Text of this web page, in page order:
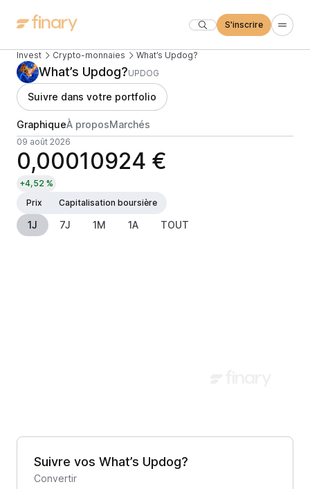
S'inscrire
Invest Crypto-monnaies What’s Updog?
What’s Updog?UPDOG
Suivre dans votre portfolio
GraphiqueÀ proposMarchés
09 août 2026
0,00010924 €
+4,52 %
Prix
Capitalisation boursière
1J 7J 1M 1A TOUT
Suivre vos What’s Updog?
Convertir